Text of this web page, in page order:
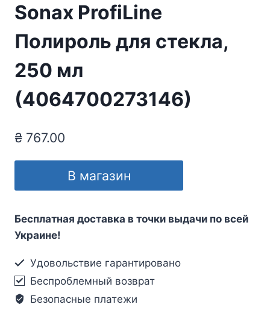
Sonax ProfiLine
Полироль для стекла,
250 мл
(4064700273146)
₴ 767.00
В магазин
Бесплатная доставка в точки выдачи по всей
Украине!
Удовольствие гарантировано
Беспроблемный возврат
Безопасные платежи